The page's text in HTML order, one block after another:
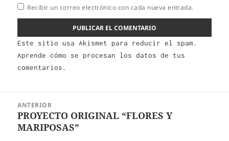
Recibir un correo electrónico con cada nueva entrada.
Este sitio usa Akismet para reducir el spam.
Aprende cómo se procesan los datos de tus
comentarios.
entradas
ANTERIOR
Entrada
anterior:
PROYECTO ORIGINAL “FLORES Y
MARIPOSAS”